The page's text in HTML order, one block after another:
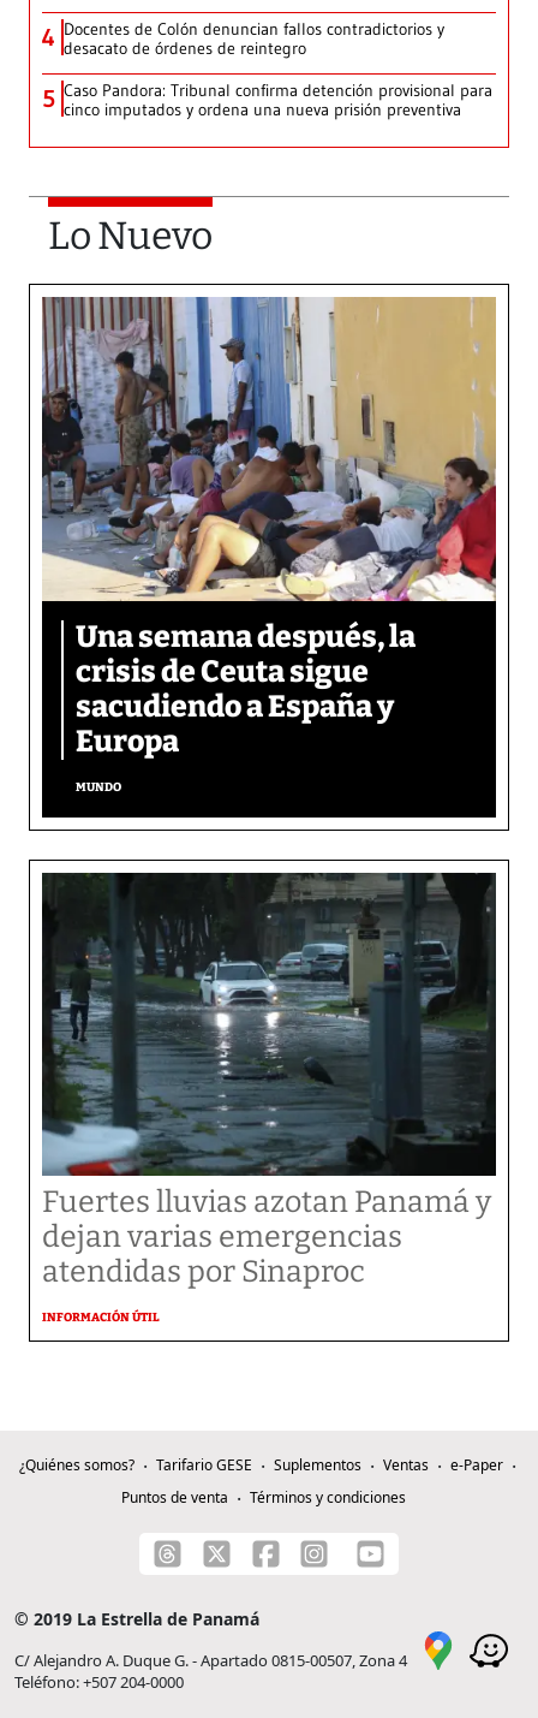
4 Docentes de Colón denuncian fallos contradictorios y
desacato de órdenes de reintegro
5 Caso Pandora: Tribunal confirma detención provisional para
cinco imputados y ordena una nueva prisión preventiva
Lo Nuevo
Una semana después, la
crisis de Ceuta sigue
sacudiendo a España y
Europa
MUNDO
Fuertes lluvias azotan Panamá y
dejan varias emergencias
atendidas por Sinaproc
INFORMACIÓN ÚTIL
¿Quiénes somos? Tarifario GESE Suplementos Ventas
e-Paper
Puntos de venta
Términos y condiciones
© 2019 La Estrella de Panamá
C/ Alejandro A. Duque G. - Apartado 0815-00507, Zona 4
Teléfono: +507 204-0000